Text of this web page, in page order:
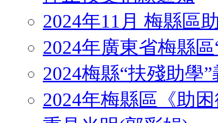
2024年11月 梅縣區
2024年廣東省梅縣
2024梅縣“扶殘助學
2024年梅縣區《助